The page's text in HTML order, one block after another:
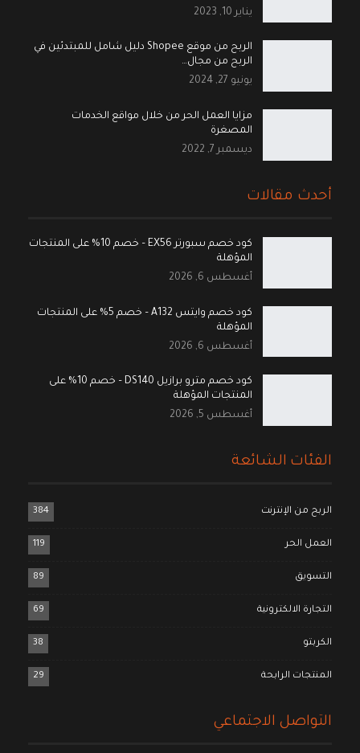
يناير 10, 2023
الربح من موقع Shopee دليل شامل للمبتدئين في
الربح من مجال…
يونيو 27, 2024
مزايا العمل الحر من خلال مواقع الخدمات
المصغرة
ديسمبر 7, 2022
أحدث مقالات
كود خصم سبورتر EX56 – خصم 10% على المنتجات
المؤهلة
أغسطس 6, 2026
كود خصم وايتس A132 – خصم 5% على المنتجات
المؤهلة
أغسطس 6, 2026
كود خصم مترو برازيل DS140 – خصم 10% على
المنتجات المؤهلة
أغسطس 5, 2026
الفئات الشائعة
الربح من الإنترنت 384
العمل الحر 119
التسويق 89
التجارة الالكترونية 69
الكربتو 38
المنتجات الرابحة 29
التواصل الاجتماعي